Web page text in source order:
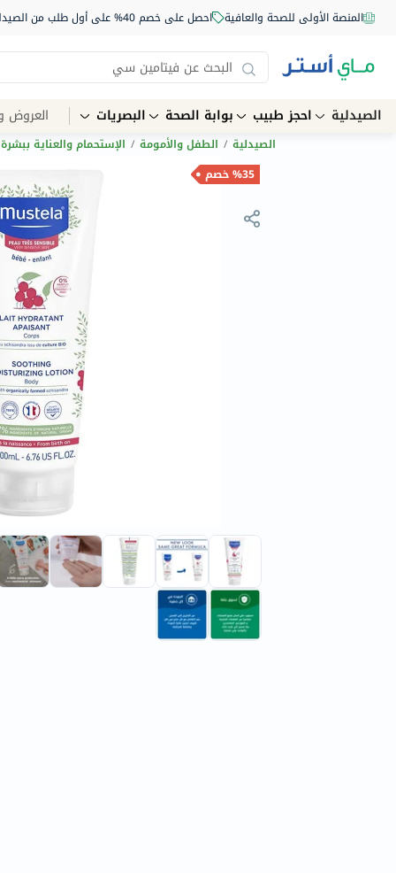
المنصة الأولى للصحة والعافية احصل على خصم 40% على أول طلب من الصيدلية أونلاين استخدم الكود: NEW40
الصيدلية احجز طبيب بوابة الصحة البصريات العروض
الصيدلية / الطفل والأمومة / الإستحمام والعناية
%35 خصم